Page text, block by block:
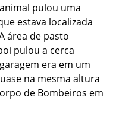
pulou uma
estava localizada
área de pasto
pulou a cerca
era em um
na mesma altura
de Bombeiros em